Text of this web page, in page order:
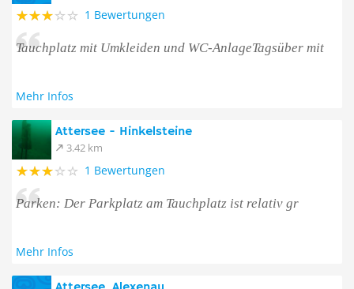
1 Bewertungen
Tauchplatz mit Umkleiden und WC-AnlageTagsüber mit
Mehr Infos
Attersee - Hinkelsteine
3.42 km
1 Bewertungen
Parken: Der Parkplatz am Tauchplatz ist relativ gr
Mehr Infos